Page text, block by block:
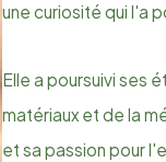
une curiosité qui l'a
Elle a poursuivi ses
matériaux et de la
et sa passion pour